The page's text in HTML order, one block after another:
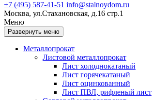
+7 (495) 587-41-51 info@stalnoydom.ru
Москва, ул.Стахановская, д.16 стр.1
Меню
Развернуть меню
Металлопрокат
Листовой металлопрокат
Лист холоднокатаный
Лист горячекатаный
Лист оцинкованный
Лист ПВЛ, рифленый лист